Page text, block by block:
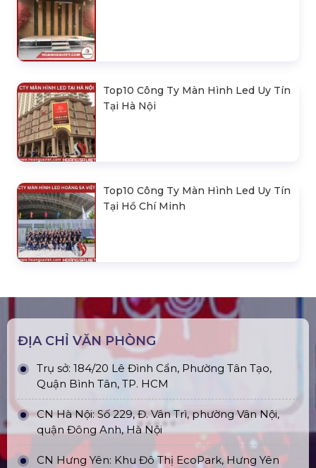
Top10 Công Ty Màn Hình Led Uy Tín
Tại Hà Nội
Top10 Công Ty Màn Hình Led Uy Tín
Tại Hồ Chí Minh
ĐỊA CHỈ VĂN PHÒNG
Trụ sở: 184/20 Lê Đình Cẩn, Phường Tân Tạo,
Quận Bình Tân, TP. HCM
CN Hà Nội: Số 229, Đ. Vân Trì, phường Vân Nội,
quận Đông Anh, Hà Nội
CN Hưng Yên: Khu Đô Thị EcoPark, Hưng Yên